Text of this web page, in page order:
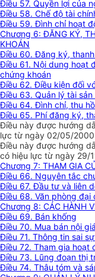
Điều 57. Quyền lợi của
Điều 58. Chế độ tài
Điều 59. Đình chỉ hoạt
Chương 6: ĐĂNG KÝ,
KHOÁN
Điều 60. Đăng ký,
Điều 61. Nội dung hoạt
chứng khoán
Điều 62. Điều kiện đối
Điều 63. Quản lý tài
Điều 64. Đình chỉ, thu
Điều 65. Phí đăng ký,
Điều này được hướng
lực từ ngày 02/05/2000
Điều này được hướng
có hiệu lực từ ngày 29/
Chương 7: THAM GIA
Điều 66. Nguyên tắc
Điều 67. Đầu tư và liên
Điều 68. Văn phòng đại
Chương 8: CÁC HÀNH
Điều 69. Bán khống
Điều 70. Mua bán nội
Điều 71. Thông tin sai
Điều 72. Tham gia hoạt
Điều 73. Lũng đoạn thị
Điều 74. Thâu tóm và